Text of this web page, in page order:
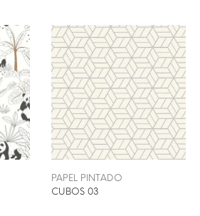
PAPEL PINTADO
CUBOS 03